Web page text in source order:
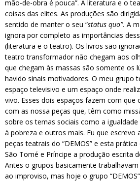
mão-de-obra é pouca”. A literatura e o
coisas das elites. As produções são
sentido de manter o seu “status quo”. A
ignora por completo as importâncias
(literatura e o teatro). Os livros são
teatro transformador não chegam aos
que chegam às massas são somente os
havido sinais motivadores. O meu grupo
espaço televisivo e um espaço onde
vivo. Esses dois espaços fazem com
com as nossa peças que, têm como
sobre os temas sociais como a
à pobreza e outros mais. Eu que escrevo
peças teatrais do “DEMOS” e esta
São Tomé e Príncipe a produção escrita
Antes o grupos basicamente
ao improviso, mas hoje o grupo